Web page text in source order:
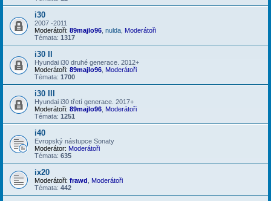
i30
2007 -2011
Moderátoři: 89majlo96 nulda Moderátoři
Témata: 1317
i30 II
Hyundai i30 druhé generace. 2012+
Moderátoři: 89majlo96 Moderátoři
Témata: 1700
i30 III
Hyundai i30 třetí generace. 2017+
Moderátoři: 89majlo96 Moderátoři
Témata: 1251
i40
Evropský nástupce Sonaty
Moderátor: Moderátoři
Témata: 635
ix20
Moderátoři: frawd
Moderátoři
Témata: 442